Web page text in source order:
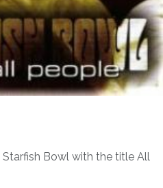
Bowl with the title All